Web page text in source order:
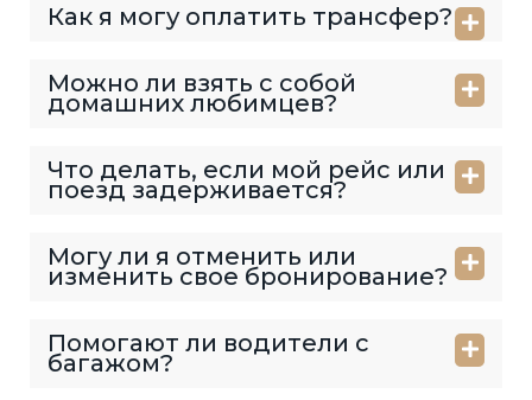
Как я могу оплатить трансфер?
Можно ли взять с собой
домашних любимцев?
Что делать, если мой рейс или
поезд задерживается?
Могу ли я отменить или
изменить свое бронирование?
Помогают ли водители с
багажом?